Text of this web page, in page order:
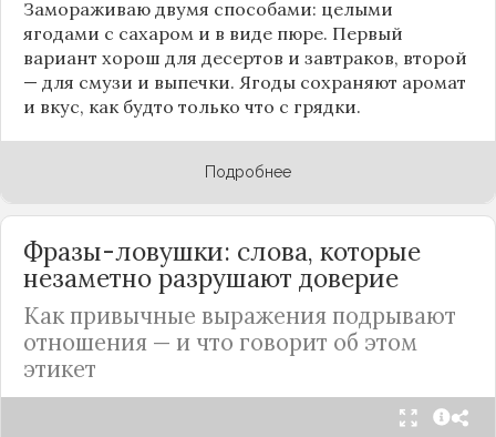
Замораживаю двумя способами: целыми
ягодами с сахаром и в виде пюре. Первый
вариант хорош для десертов и завтраков, второй
— для смузи и выпечки. Ягоды сохраняют аромат
и вкус, как будто только что с грядки.
Подробнее
Фразы-ловушки: слова, которые
незаметно разрушают доверие
Как привычные выражения подрывают
отношения — и что говорит об этом
этикет